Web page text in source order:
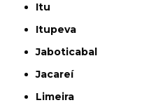
Itu
Itupeva
Jaboticabal
Jacareí
Limeira